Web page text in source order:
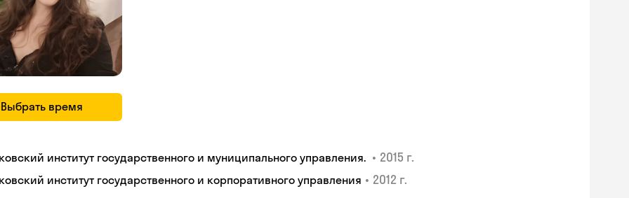
Выбрать время
институт государственного и муниципального управления. • 2015 г.
институт государственного и корпоративного управления • 2012 г.